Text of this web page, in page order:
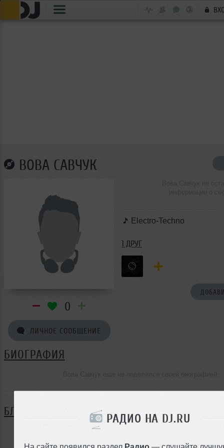
РАДИО НА DJ.RU
На сайте появился раздел Радио — слушайте
ВОВА САВЧУК
0
ЛИЧНОЕ СООБЩЕНИЕ
Electro-Techno
1 ДРУГ
БИОГРАФИЯ
БЛОГ